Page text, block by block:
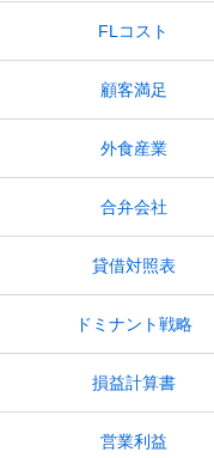
FLコスト
顧客満足
外食産業
合弁会社
貸借対照表
ドミナント戦略
損益計算書
営業利益